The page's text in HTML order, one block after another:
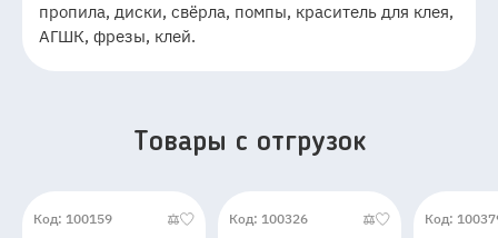
пропила, диски, свёрла, помпы, краситель для клея,
АГШК, фрезы, клей.
Товары c отгрузок
Код: 100159 Код: 100326 Код: